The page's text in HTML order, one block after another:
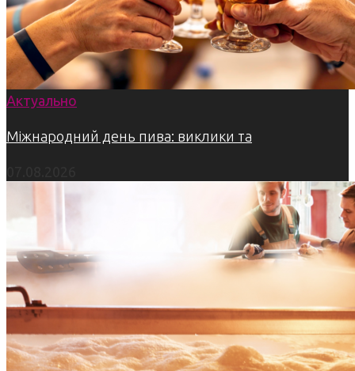
Актуально
Міжнародний день пива: виклики та